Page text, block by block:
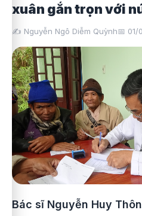
xuân gắn trọn với
✍️ Nguyễn Ngô Diễm Quỳnh📅 01/
Bác sĩ Nguyễn Huy